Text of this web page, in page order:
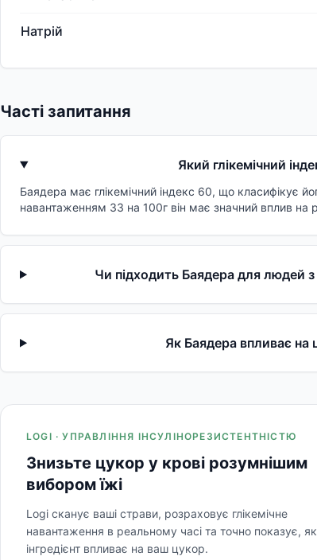
Натрій
Часті запитання
Який глікемічний
Баядера має глікемічний індекс 60, що класифікує
навантаженням 33 на 100г він має значний вплив на
Чи підходить Баядера для людей з
Як Баядера впливає на
LOGI · УПРАВЛІННЯ ІНСУЛІНОРЕЗИСТЕНТНІСТЮ
Знизьте цукор у крові розумнішим
вибором їжі
Logi сканує ваші страви, розраховує глікемічне
навантаження в реальному часі та точно показує,
інгредієнт впливає на ваш цукор.